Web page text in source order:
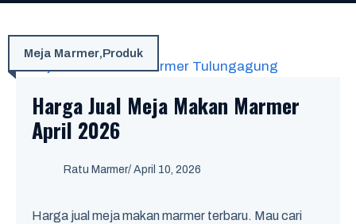
Meja Marmer,Produk
Harga Jual Meja Makan Marmer
April 2026
Ratu Marmer/ April 10, 2026
Harga jual meja makan marmer terbaru. Mau cari